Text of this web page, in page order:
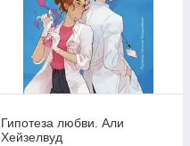
Гипотеза любви. Али
Хейзелвуд